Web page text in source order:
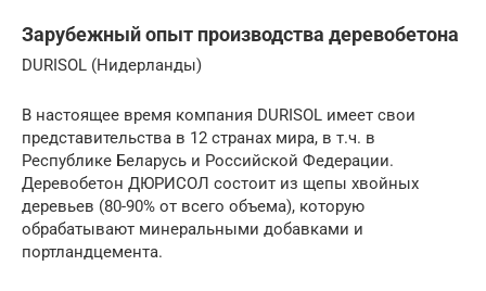
Зарубежный опыт производства деревобетона
DURISOL (Нидерланды)
В настоящее время компания DURISOL имеет свои
представительства в 12 странах мира, в т.ч. в
Республике Беларусь и Российской Федерации.
Деревобетон ДЮРИСОЛ состоит из щепы хвойных
деревьев (80-90% от всего объема), которую
обрабатывают минеральными добавками и
портландцемента.